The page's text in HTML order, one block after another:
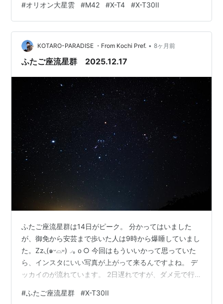
る事が出来ます。 FUJIFILM X-T30II + XF16-55mm
F2.8 R LM WR II 300mmで撮影してみます。 FUJIFILM
X-T4 + DA300mm F4 ED SDM インスタサイズでトリミ
ング。 FUJIFILM X-T4 + DA300mm…
#オリオン大星雲 #M42 #X-T4 #X-T30II
KOTARO-PARADISE ・From Kochi Pref. • 8ヶ月前
ふたご座流星群 2025.12.17
ふたご座流星群は14日がピーク。 分かってはいました
が、御免から安芸まで歩いた人は9時から爆睡していまし
た。Zz◟(๑ᵕ⌓ᵕ̤)◞｡ｏ○ 今回はもういいかって思っていた
ら、インスタにいい写真が上がって来るんですよね。 デ
ッカイのが流れています。 2日遅れですが、ダメ元で行
で、2時前に現地に到着です。 ふと空を見上げたら、タ
#ふたご座流星群 #X-T30II